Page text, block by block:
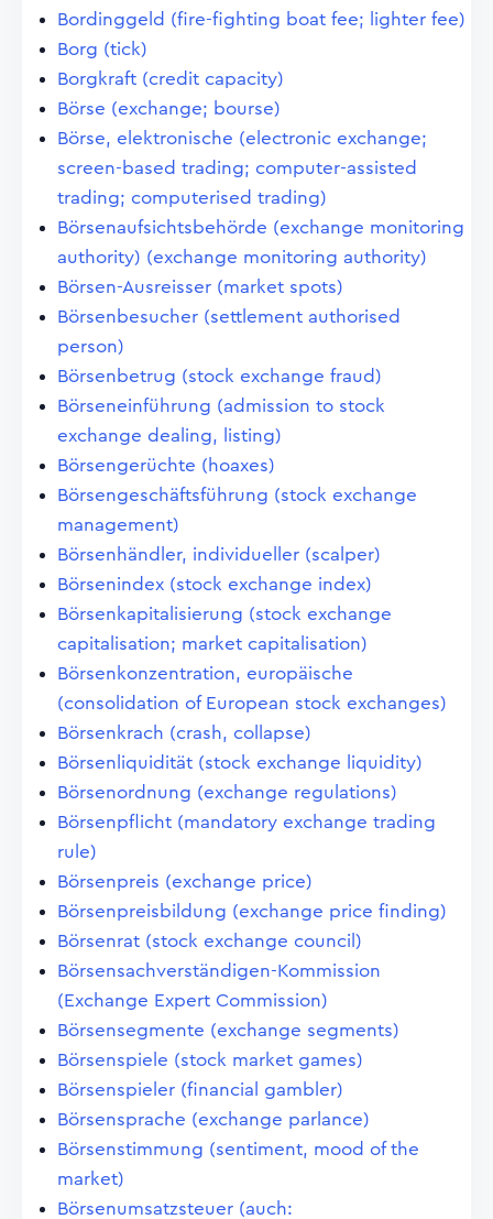
Bordinggeld (fire-fighting boat fee; lighter fee)
Borg (tick)
Borgkraft (credit capacity)
Börse (exchange; bourse)
Börse, elektronische (electronic exchange;
screen-based trading; computer-assisted
trading; computerised trading)
Börsenaufsichtsbehörde (exchange monitoring
authority) (exchange monitoring authority)
Börsen-Ausreisser (market spots)
Börsenbesucher (settlement authorised
person)
Börsenbetrug (stock exchange fraud)
Börseneinführung (admission to stock
exchange dealing, listing)
Börsengerüchte (hoaxes)
Börsengeschäftsführung (stock exchange
management)
Börsenhändler, individueller (scalper)
Börsenindex (stock exchange index)
Börsenkapitalisierung (stock exchange
capitalisation; market capitalisation)
Börsenkonzentration, europäische
(consolidation of European stock exchanges)
Börsenkrach (crash, collapse)
Börsenliquidität (stock exchange liquidity)
Börsenordnung (exchange regulations)
Börsenpflicht (mandatory exchange trading
rule)
Börsenpreis (exchange price)
Börsenpreisbildung (exchange price finding)
Börsenrat (stock exchange council)
Börsensachverständigen-Kommission
(Exchange Expert Commission)
Börsensegmente (exchange segments)
Börsenspiele (stock market games)
Börsenspieler (financial gambler)
Börsensprache (exchange parlance)
Börsenstimmung (sentiment, mood of the
market)
Börsenumsatzsteuer (auch: